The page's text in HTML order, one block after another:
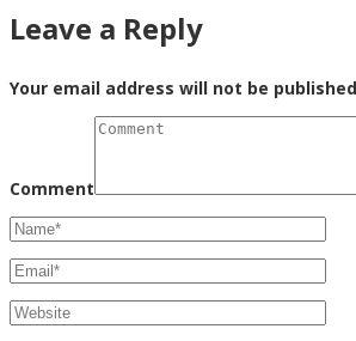
Leave a Reply
Your email address will not be
Comment